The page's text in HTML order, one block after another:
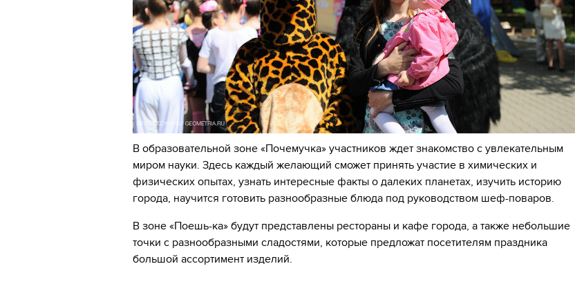
В образовательной зоне «Почемучка» участников ждет знакомство с увлекательным
миром науки. Здесь каждый желающий сможет принять участие в химических и
физических опытах, узнать интересные факты о далеких планетах, изучить историю
города, научится готовить разнообразные блюда под руководством шеф-поваров.
В зоне «Поешь-ка» будут представлены рестораны и кафе города, а также небольшие
точки с разнообразными сладостями, которые предложат посетителям праздника
большой ассортимент изделий.